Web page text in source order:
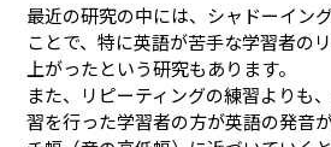
最近の研究の中には、シャドーイン
ことで、特に英語が苦手な学習者の
上がったという研究もあります。
また、リピーティングの練習よりも
習を行った学習者の方が英語の発音